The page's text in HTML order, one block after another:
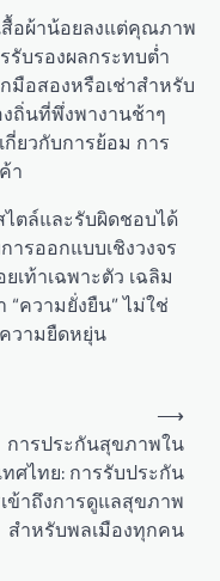
สื้อผ้าน้อยลงแต่คุณภาพ
รับรองผลกระทบต่ำ
มือสองหรือเช่าสำหรับ
ถิ่นที่พึ่งพางานช้าๆ
ยวกับการย้อม การ
า
ตล์และรับผิดชอบได้
รออกแบบเชิงวงจร
ท้าเฉพาะตัว เฉลิม
ความยั่งยืน” ไม่ใช่
วามยืดหยุ่น
การประกันสุขภาพใน
ทศไทย: การรับประกัน
ข้าถึงการดูแลสุขภาพ
สำหรับพลเมืองทุกคน
⟶